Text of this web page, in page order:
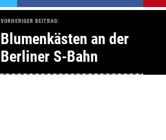
VORHERIGER BEITRAG:
Blumenkästen an der
Berliner S-Bahn